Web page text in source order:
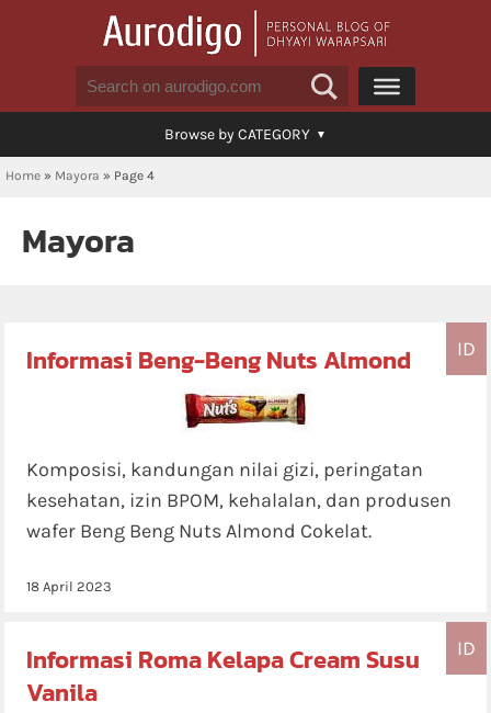
Browse by CATEGORY
Home » Mayora » Page 4
Mayora
ID
Informasi Beng-Beng Nuts Almond
Komposisi, kandungan nilai gizi, peringatan
kesehatan, izin BPOM, kehalalan, dan produsen
wafer Beng Beng Nuts Almond Cokelat.
18 April 2023
ID
Informasi Roma Kelapa Cream Susu
Vanila